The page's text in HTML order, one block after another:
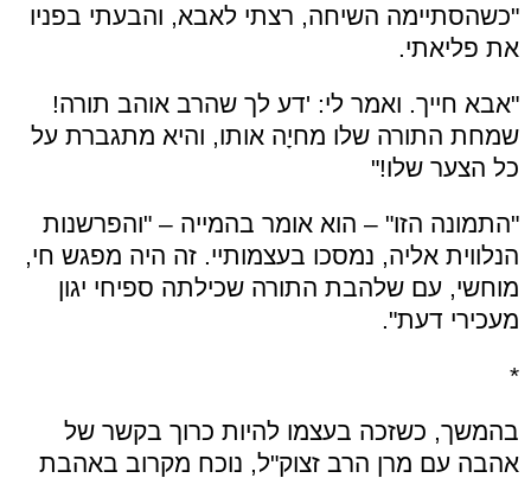
"כשהסתיימה השיחה, רצתי לאבא, והבעתי בפניו
את פליאתי.
"אבא חייך. ואמר לי: 'דע לך שהרב אוהב תורה!
שמחת התורה שלו מחיָה אותו, והיא מתגברת על
כל הצער שלו!"
"התמונה הזו" – הוא אומר בהמייה – "והפרשנות
הנלווית אליה, נמסכו בעצמותיי. זה היה מפגש חי,
מוחשי, עם שלהבת התורה שכילתה ספיחי יגון
מעכירי דעת".
*
בהמשך, כשזכה בעצמו להיות כרוך בקשר של
אהבה עם מרן הרב זצוק"ל, נוכח מקרוב באהבת